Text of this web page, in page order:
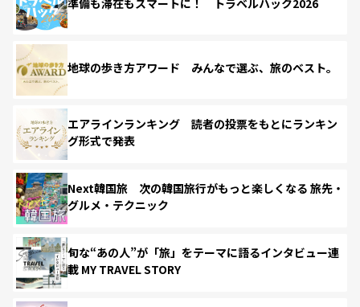
準備も滞在もスマートに！ トラベルハック2026
地球の歩き方アワード みんなで選ぶ、旅のベスト。
エアラインランキング 読者の投票をもとにランキン
グ形式で発表
Next韓国旅 次の韓国旅行がもっと楽しくなる 旅先・
グルメ・テクニック
旬な“あの人”が「旅」をテーマに語るインタビュー連
載 MY TRAVEL STORY